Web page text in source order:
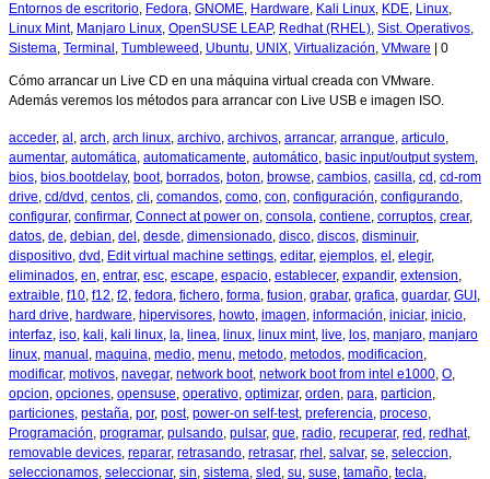
Entornos de escritorio, Fedora, GNOME, Hardware, Kali Linux, KDE, Linux,
Linux Mint, Manjaro Linux, OpenSUSE LEAP, Redhat (RHEL), Sist. Operativos,
Sistema, Terminal , Tumbleweed , Ubuntu, UNIX, Virtualización, VMware 0
Cómo arrancar un Live CD en una máquina virtual creada con VMware.
Además veremos los métodos para arrancar con Live USB e imagen ISO.
acceder, al , arch, arch linux, archivo, archivos, arrancar, arranque, articulo,
aumentar, automática, automaticamente, automático, basic input/output system,
bios, bios.bootdelay, boot, borrados, boton, browse, cambios, casilla, cd , cd-rom
drive, cd/dvd , centos, cli, comandos, como, con, configuración, configurando,
configurar, confirmar, Connect at power on, consola, contiene, corruptos, crear,
datos, de, debian, del , desde, dimensionado, disco, discos, disminuir,
dispositivo, dvd , Edit virtual machine settings, editar, ejemplos, el , elegir,
eliminados, en, entrar, esc, escape, espacio, establecer, expandir, extension,
extraible, f10, f12, f2, fedora, fichero, forma, fusion, grabar, grafica, guardar, GUI ,
hard drive, hardware, hipervisores, howto, imagen, información, iniciar, inicio,
interfaz, iso, kali, kali linux, la, linea, linux, linux mint, live, los, manjaro, manjaro
linux, manual , maquina, medio, menu, metodo, metodos, modificacion,
modificar, motivos, navegar, network boot, network boot from intel e1000, O,
opcion, opciones, opensuse, operativo, optimizar, orden, para, particion,
particiones, pestaña, por, post, power-on self-test, preferencia, proceso,
Programación, programar, pulsando, pulsar, que, radio, recuperar, red , redhat,
removable devices, reparar, retrasando, retrasar, rhel , salvar, se, seleccion,
seleccionamos, seleccionar, sin, sistema, sled , su, suse, tamaño, tecla,